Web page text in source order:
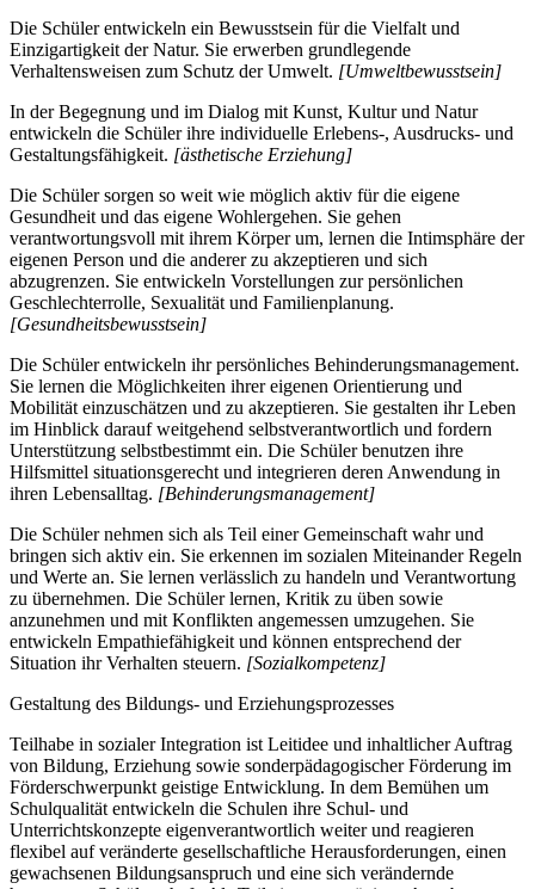
Die Schüler entwickeln ein Bewusstsein für die Vielfalt und
Einzigartigkeit der Natur. Sie erwerben grundlegende
Verhaltensweisen zum Schutz der Umwelt. [Umweltbewusstsein]
In der Begegnung und im Dialog mit Kunst, Kultur und Natur
entwickeln die Schüler ihre individuelle Erlebens-, Ausdrucks- und
Gestaltungsfähigkeit. [ästhetische Erziehung]
Die Schüler sorgen so weit wie möglich aktiv für die eigene
Gesundheit und das eigene Wohlergehen. Sie gehen
verantwortungsvoll mit ihrem Körper um, lernen die Intimsphäre der
eigenen Person und die anderer zu akzeptieren und sich
abzugrenzen. Sie entwickeln Vorstellungen zur persönlichen
Geschlechterrolle, Sexualität und Familienplanung.
[Gesundheitsbewusstsein]
Die Schüler entwickeln ihr persönliches Behinderungsmanagement.
Sie lernen die Möglichkeiten ihrer eigenen Orientierung und
Mobilität einzuschätzen und zu akzeptieren. Sie gestalten ihr Leben
im Hinblick darauf weitgehend selbstverantwortlich und fordern
Unterstützung selbstbestimmt ein. Die Schüler benutzen ihre
Hilfsmittel situationsgerecht und integrieren deren Anwendung in
ihren Lebensalltag. [Behinderungsmanagement]
Die Schüler nehmen sich als Teil einer Gemeinschaft wahr und
bringen sich aktiv ein. Sie erkennen im sozialen Miteinander Regeln
und Werte an. Sie lernen verlässlich zu handeln und Verantwortung
zu übernehmen. Die Schüler lernen, Kritik zu üben sowie
anzunehmen und mit Konflikten angemessen umzugehen. Sie
entwickeln Empathiefähigkeit und können entsprechend der
Situation ihr Verhalten steuern. [Sozialkompetenz]
Gestaltung des Bildungs- und Erziehungsprozesses
Teilhabe in sozialer Integration ist Leitidee und inhaltlicher Auftrag
von Bildung, Erziehung sowie sonderpädagogischer Förderung im
Förderschwerpunkt geistige Entwicklung. In dem Bemühen um
Schulqualität entwickeln die Schulen ihre Schul- und
Unterrichtskonzepte eigenverantwortlich weiter und reagieren
flexibel auf veränderte gesellschaftliche Herausforderungen, einen
gewachsenen Bildungsanspruch und eine sich verändernde